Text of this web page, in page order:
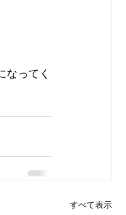
なってく
すべて表示